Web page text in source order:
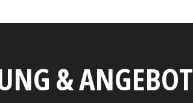
& ANGEBOT